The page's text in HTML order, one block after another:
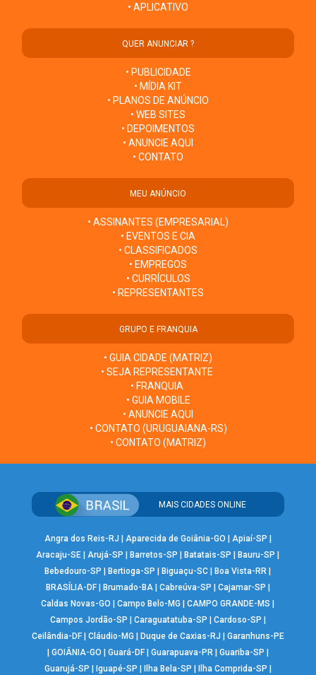
• APLICATIVO
QUER ANUNCIAR ?
• PUBLICIDADE
• MÍDIA KIT
• PLANOS DE ANÚNCIO
• WEB SITES
• DEPOIMENTOS
• ANUNCIE AQUI
• CONTATO
MEU ANÚNCIO
• ASSINANTES (EMPRESARIAL)
• EVENTOS E CIA
• CLASSIFICADOS
• EMPREGOS
• CURRÍCULOS
• REPRESENTANTES
GRUPO E FRANQUIA
• GUIA CIDADE (MATRIZ)
• SEJA REPRESENTANTE
• FRANQUIA
• GUIA MOBILE
• ANUNCIE AQUI
• CONTATO (URUGUAIANA-RS)
• CONTATO (MATRIZ)
MAIS CIDADES ONLINE
Angra dos Reis-RJ Aparecida de Goiânia-GO Apiaí-SP
Aracaju-SE |Arujá-SP Barretos-SP Batatais-SP Bauru-SP
Bebedouro-SP
Bertioga-SP Biguaçu-SC Boa Vista-RR
BRASÍLIA-DF| Brumado-BA| Cabreúva-SP Cajamar-SP
Caldas Novas-GO
|Campo Belo-MG |CAMPO GRANDE-MS
Campos Jordão-SP
Caraguatatuba-SP Cardoso-SP
Ceilândia-DF| Cláudio-MG Duque de Caxias-RJ
Garanhuns-PE
GOIÂNIA-GO Guará-DF| Guarapuava-PR| Guariba-SP
Guarujá-SP
Iguapé-SP Ilha Bela-SP Ilha Comprida-SP